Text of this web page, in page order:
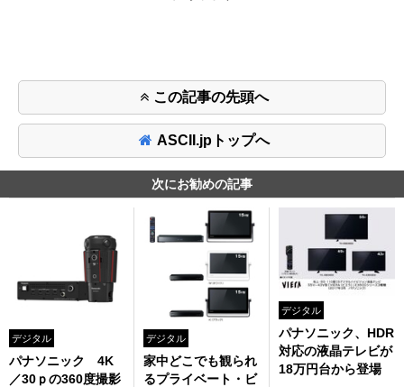
この記事の先頭へ
ASCII.jpトップへ
次にお勧めの記事
デジタル
パナソニック 4K
／30ｐの360度撮影
デジタル
家中どこでも観られ
るプライベート・ビ
デジタル
パナソニック、HDR
対応の液晶テレビが
18万円台から登場